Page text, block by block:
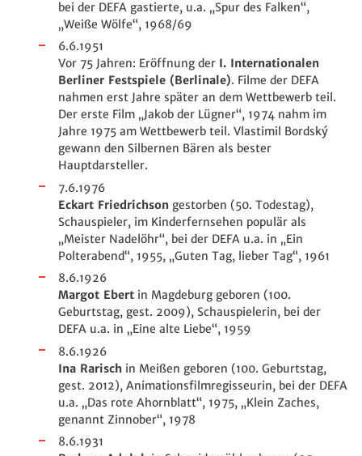
bei der DEFA gastierte, u.a. „Spur des Falken“,
„Weiße Wölfe“, 1968/69
6.6.1951
Vor 75 Jahren: Eröffnung der I. Internationalen
Berliner Festspiele (Berlinale). Filme der DEFA
nahmen erst Jahre später an dem Wettbewerb teil.
Der erste Film „Jakob der Lügner“, 1974 nahm im
Jahre 1975 am Wettbewerb teil. Vlastimil Bordský
gewann den Silbernen Bären als bester
Hauptdarsteller.
7.6.1976
Eckart Friedrichson gestorben (50. Todestag),
Schauspieler, im Kinderfernsehen populär als
„Meister Nadelöhr“, bei der DEFA u.a. in „Ein
Polterabend“, 1955, „Guten Tag, lieber Tag“, 1961
8.6.1926
Margot Ebert in Magdeburg geboren (100.
Geburtstag, gest. 2009), Schauspielerin, bei der
DEFA u.a. in „Eine alte Liebe“, 1959
8.6.1926
Ina Rarisch in Meißen geboren (100. Geburtstag,
gest. 2012), Animationsfilmregisseurin, bei der DEFA
u.a. „Das rote Ahornblatt“, 1975, „Klein Zaches,
genannt Zinnober“, 1978
8.6.1931